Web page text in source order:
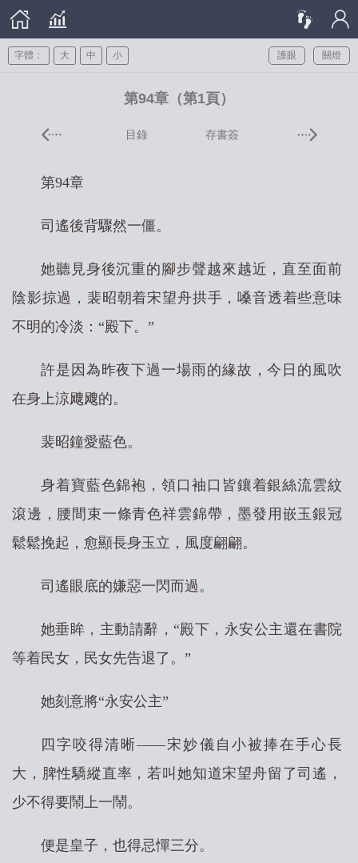
關燈
護眼
字體： 大 中 小
第94章（第1頁）
目錄 存書簽
第94章
司遙後背驟然一僵。
她聽見身後沉重的腳步聲越來越近，直至面前
陰影掠過，裴昭朝着宋望舟拱手，嗓音透着些意味
不明的冷淡：“殿下。”
許是因為昨夜下過一場雨的緣故，今日的風吹
在身上涼飕飕的。
裴昭鐘愛藍色。
身着寶藍色錦袍，領口袖口皆鑲着銀絲流雲紋
滾邊，腰間束一條青色祥雲錦帶，墨發用嵌玉銀冠
鬆鬆挽起，愈顯長身玉立，風度翩翩。
司遙眼底的嫌惡一閃而過。
她垂眸，主動請辭，“殿下，永安公主還在書院
等着民女，民女先告退了。”
她刻意將“永安公主”
四字咬得清晰——宋妙儀自小被捧在手心長
大，脾性驕縱直率，若叫她知道宋望舟留了司遙，
少不得要鬧上一鬧。
便是皇子，也得忌憚三分。